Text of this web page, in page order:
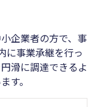
企業者の方で、事
に事業承継を行っ
滑に調達できるよ
す。